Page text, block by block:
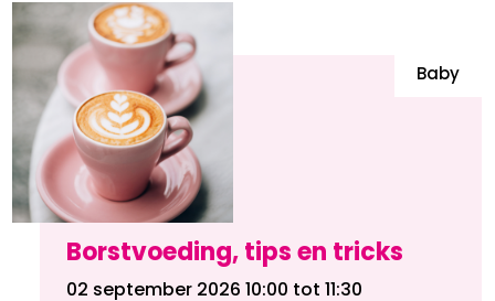
Borstvoeding, tips en tricks
Baby
02 september 2026 10:00 tot 11:30